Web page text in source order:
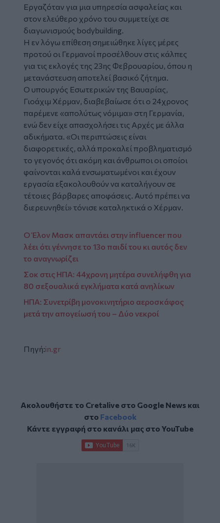
Εργαζόταν για μια υπηρεσία ασφαλείας και
στον ελεύθερο χρόνο του συμμετείχε σε
διαγωνισμούς bodybuilding.
Η εν λόγω επίθεση σημειώθηκε λίγες μέρες
προτού οι Γερμανοί προσέλθουν στις κάλπες
για τις εκλογές της 23ης Φεβρουαρίου, όπου η
μετανάστευση αποτελεί βασικό ζήτημα.
Ο υπουργός Εσωτερικών της Βαυαρίας,
Γιοάχιμ Χέρμαν, διαβεβαίωσε ότι ο 24χρονος
παρέμενε «απολύτως νόμιμα» στη Γερμανία,
ενώ δεν είχε απασχολήσει τις Αρχές με άλλα
αδικήματα. «Οι περιπτώσεις είναι
διαφορετικές, αλλά προκαλεί προβληματισμό
το γεγονός ότι ακόμη και άνθρωποι οι οποίοι
φαίνονται καλά ενσωματωμένοι και έχουν
εργασία εξακολουθούν να καταλήγουν σε
τέτοιες βάρβαρες αποφάσεις. Αυτό πρέπει να
διερευνηθεί» τόνισε καταληκτικά ο Χέρμαν.
Ο Έλον Μασκ απαντάει στην influencer που
λέει ότι γέννησε το 13ο παιδί του κι αυτός δεν
το αναγνωρίζει
Σοκ στις ΗΠΑ: 44χρονη μητέρα συνελήφθη για
80 σεξουαλικά εγκλήματα κατά ανηλίκων
ΗΠΑ: Συνετρίβη μονοκινητήριο αεροσκάφος
μετά την απογείωσή του – Δύο νεκροί
Πηγή:in.gr
Ακολουθήστε το Cretalive στο Google Newsκαι
στο Facebook
Κάντε εγγραφή στο κανάλι μας στοYouTube